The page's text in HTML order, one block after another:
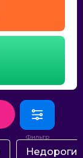
Недорогие